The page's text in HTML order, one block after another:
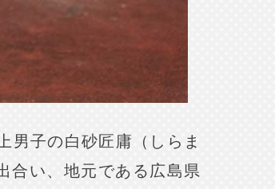
男子の白砂匠庸（しらま
合い、地元である広島県